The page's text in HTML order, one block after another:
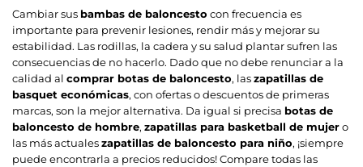
Cambiar sus bambas de baloncesto con frecuencia es
importante para prevenir lesiones, rendir más y mejorar su
estabilidad. Las rodillas, la cadera y su salud plantar sufren las
consecuencias de no hacerlo. Dado que no debe renunciar a la
calidad al comprar botas de baloncesto, laszapatillas de
basquet económicas, con ofertas o descuentos de primeras
marcas, son la mejor alternativa. Da igual si precisa botas de
baloncesto de hombre, zapatillas para basketball de mujero
las más actualeszapatillas de baloncesto para niño, ¡siempre
puede encontrarla a precios reducidos! Compare todas las